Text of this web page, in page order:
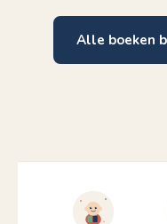
Alle boeken